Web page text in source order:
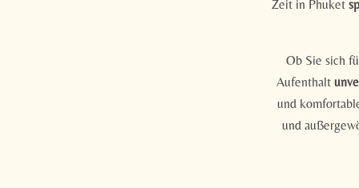
Meditativere
Ausgleich der
Stressreduktion
Zeit in Phuket
Ob Sie sich
Aufenthalt
und
und